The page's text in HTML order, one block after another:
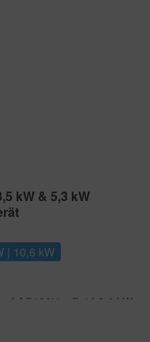
kW & 5,3 kW
| 10,6 kW
AC166i im Set | 2,6 kW